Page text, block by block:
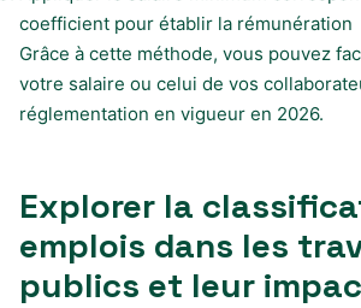
coefficient pour établir la rémunération
Grâce à cette méthode, vous pouvez
votre salaire ou celui de vos
réglementation en vigueur en 2026.
Explorer la
emplois dans les
publics et leur